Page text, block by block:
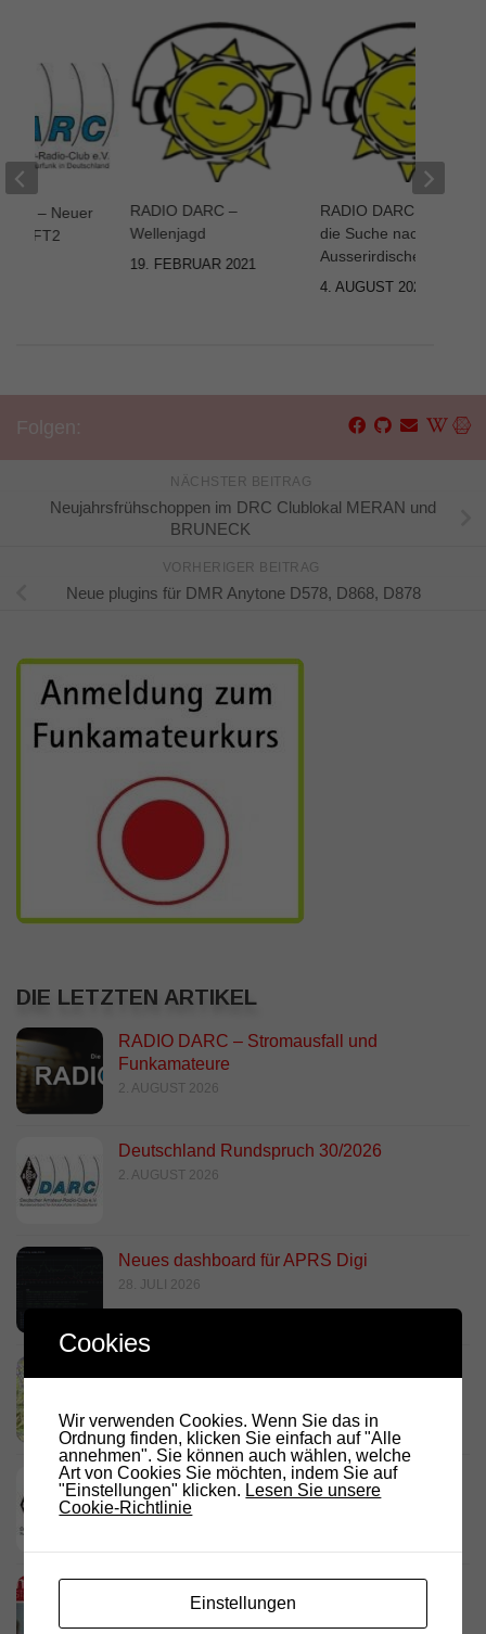
RADIO DARC –
Wellenjagd
19. FEBRUAR 2021
RADIO DARC – SETI,
die Suche nach
Ausserirdischen
4. AUGUST 2023
– Neuer
FT2
NÄCHSTER BEITRAG
Neujahrsfrühschoppen im DRC Clublokal MERAN und
BRUNECK
VORHERIGER BEITRAG
Neue plugins für DMR Anytone D578, D868, D878
DIE LETZTEN ARTIKEL
RADIO DARC – Stromausfall und
Funkamateure
2. AUGUST 2026
Deutschland Rundspruch 30/2026
2. AUGUST 2026
Neues dashboard für APRS Digi
28. JULI 2026
23. JULI 2026
DARC Rundspruch 29/2026
23. JULI 2026
Stadtanzeiger
Cookies
Wir verwenden Cookies. Wenn Sie das in
Ordnung finden, klicken Sie einfach auf "Alle
annehmen". Sie können auch wählen, welche
Art von Cookies Sie möchten, indem Sie auf
"Einstellungen" klicken. Lesen Sie unsere
Cookie-Richtlinie
Einstellungen